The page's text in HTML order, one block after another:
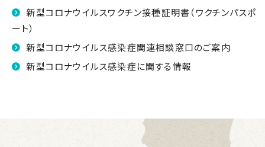
新型コロナウイルスワクチン接種証明書（ワクチンパスポ
ート）
新型コロナウイルス感染症関連相談窓口のご案内
新型コロナウイルス感染症に関する情報